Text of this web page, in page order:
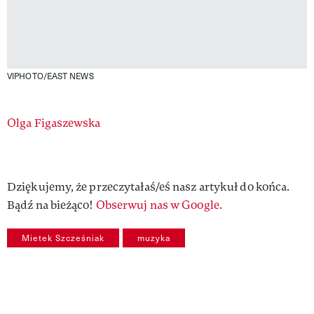
VIPHOTO/EAST NEWS
Authors
Olga Figaszewska
Dziękujemy, że przeczytałaś/eś nasz artykuł do końca.
Bądź na bieżąco! Obserwuj nas w Google.
Mietek Szcześniak muzyka